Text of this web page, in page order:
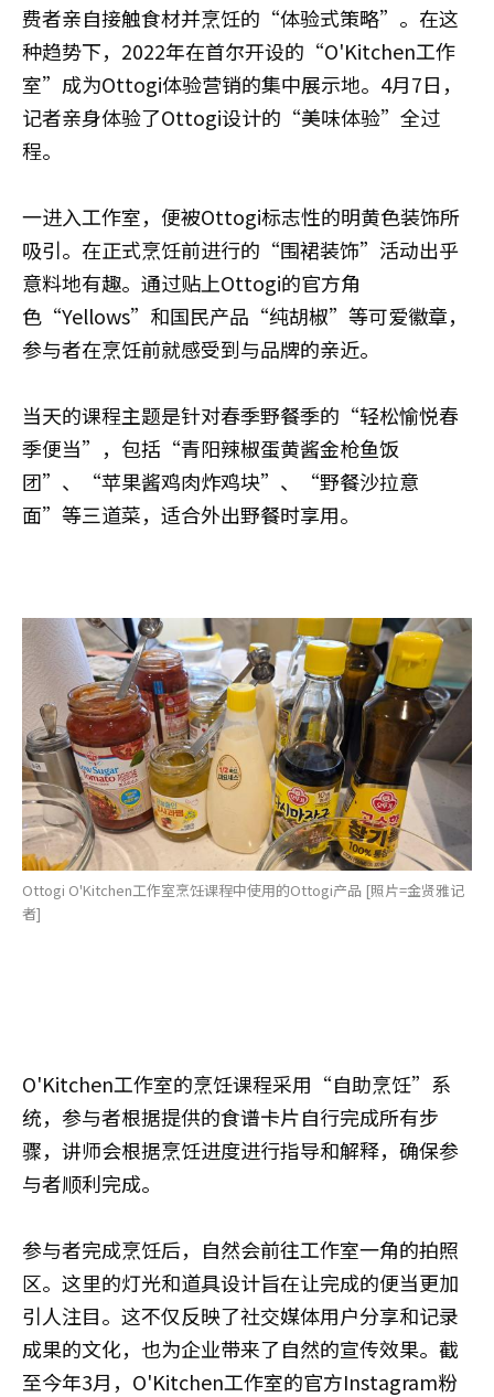
费者亲自接触食材并烹饪的“体验式策略”。在这
种趋势下，2022年在首尔开设的“O'Kitchen工作
室”成为Ottogi体验营销的集中展示地。4月7日，
记者亲身体验了Ottogi设计的“美味体验”全过
程。
一进入工作室，便被Ottogi标志性的明黄色装饰所
吸引。在正式烹饪前进行的“围裙装饰”活动出乎
意料地有趣。通过贴上Ottogi的官方角
色“Yellows”和国民产品“纯胡椒”等可爱徽章，
参与者在烹饪前就感受到与品牌的亲近。
当天的课程主题是针对春季野餐季的“轻松愉悦春
季便当”，包括“青阳辣椒蛋黄酱金枪鱼饭
团”、“苹果酱鸡肉炸鸡块”、“野餐沙拉意
面”等三道菜，适合外出野餐时享用。
Ottogi O'Kitchen工作室烹饪课程中使用的Ottogi产品 [照片=金贤雅记
者]
O'Kitchen工作室的烹饪课程采用“自助烹饪”系
统，参与者根据提供的食谱卡片自行完成所有步
骤，讲师会根据烹饪进度进行指导和解释，确保参
与者顺利完成。
参与者完成烹饪后，自然会前往工作室一角的拍照
区。这里的灯光和道具设计旨在让完成的便当更加
引人注目。这不仅反映了社交媒体用户分享和记录
成果的文化，也为企业带来了自然的宣传效果。截
至今年3月，O'Kitchen工作室的官方Instagram粉